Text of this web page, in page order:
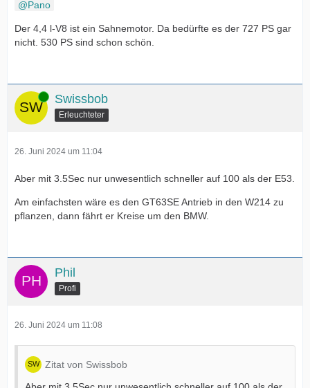
Pano
Der 4,4 l-V8 ist ein Sahnemotor. Da bedürfte es der 727 PS gar
nicht. 530 PS sind schon schön.
Online Swissbob
Erleuchteter
26. Juni 2024 um 11:04
Aber mit 3.5Sec nur unwesentlich schneller auf 100 als der E53.
Am einfachsten wäre es den GT63SE Antrieb in den W214 zu
pflanzen, dann fährt er Kreise um den BMW.
Phil
Profi
26. Juni 2024 um 11:08
Zitat von Swissbob